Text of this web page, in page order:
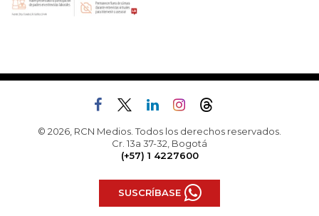
© 2026, RCN Medios. Todos los derechos reservados.
Cr. 13a 37-32, Bogotá
(+57) 1 4227600
SUSCRÍBASE